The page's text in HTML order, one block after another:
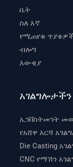
ቤት
ስለ እኛ
የሚጠየቁ
ብሎግ
እውቂያ
አገልግሎታችን
ኢንቨስትመንት
የአሸዋ እርሻ
Die Casting
CNC የማሽን